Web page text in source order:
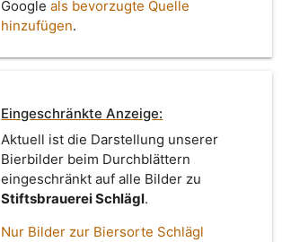
Googleals bevorzugte Quelle
hinzufügen.
Eingeschränkte Anzeige:
Aktuell ist die Darstellung unserer
Bierbilder beim Durchblättern
eingeschränkt auf alle Bilder zu
Stiftsbrauerei Schlägl.
Nur Bilder zur Biersorte Schlägl